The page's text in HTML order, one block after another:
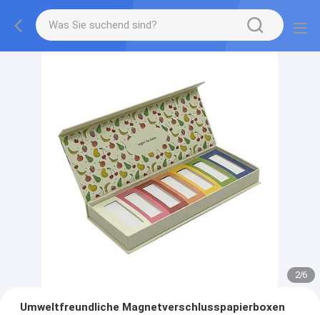
2/6
Umweltfreundliche Magnetverschlusspapierboxen